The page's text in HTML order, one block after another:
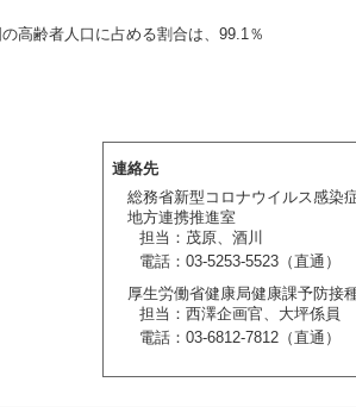
高齢者人口に占める割合は、99.1％
連絡先
総務省新型コロナウイルス感染
地方連携推進室
担当：茂原、酒川
電話：03-5253-5523（直通）
厚生労働省健康局健康課予防接
担当：西澤企画官、大坪係員
電話：03-6812-7812（直通）